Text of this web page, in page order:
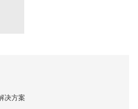
决方案